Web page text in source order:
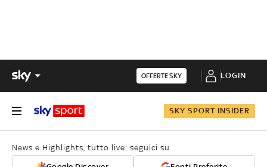
OFFERTE SKY LOGIN
SKY SPORT INSIDER
News e Highlights, tutto live: seguici su